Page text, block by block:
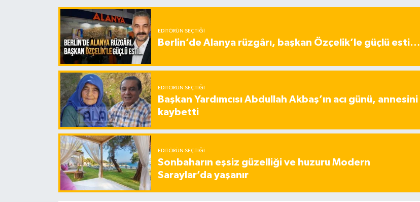
EDITÖRÜN SEÇTIĞI
Berlin’de Alanya rüzgârı, başkan Özçelik’le güçlü esti…
EDITÖRÜN SEÇTIĞI
Başkan Yardımcısı Abdullah Akbaş’ın acı günü, annesini
kaybetti
EDITÖRÜN SEÇTIĞI
Sonbaharın eşsiz güzelliği ve huzuru Modern
Saraylar’da yaşanır